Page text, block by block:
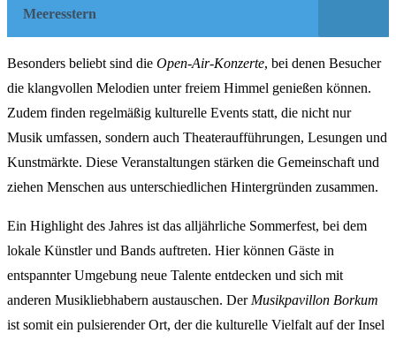
Meeresstern
Besonders beliebt sind die Open-Air-Konzerte, bei denen Besucher
die klangvollen Melodien unter freiem Himmel genießen können.
Zudem finden regelmäßig kulturelle Events statt, die nicht nur
Musik umfassen, sondern auch Theateraufführungen, Lesungen und
Kunstmärkte. Diese Veranstaltungen stärken die Gemeinschaft und
ziehen Menschen aus unterschiedlichen Hintergründen zusammen.
Ein Highlight des Jahres ist das alljährliche Sommerfest, bei dem
lokale Künstler und Bands auftreten. Hier können Gäste in
entspannter Umgebung neue Talente entdecken und sich mit
anderen Musikliebhabern austauschen. Der Musikpavillon Borkum
ist somit ein pulsierender Ort, der die kulturelle Vielfalt auf der Insel